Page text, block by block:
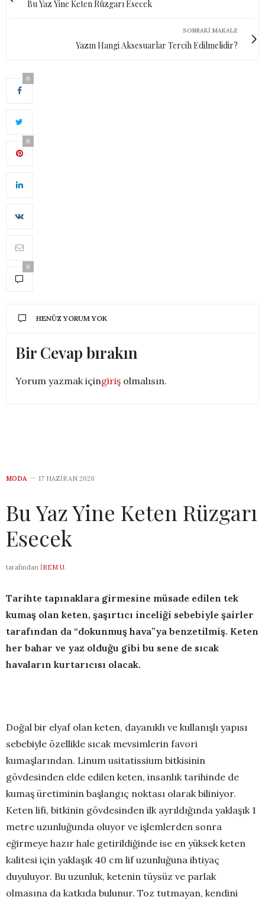
Bu Yaz Yine Keten Rüzgarı Esecek
SONRAKI MAKALE
Yazın Hangi Aksesuarlar Tercih Edilmelidir?
0
0
0
HENÜZ YORUM YOK
Bir Cevap bırakın
Yorum yazmak içingiriş olmalısın.
MODA 17 HAZIRAN 2020
Bu Yaz Yine Keten Rüzgarı
Esecek
tarafından İREM U.
Tarihte tapınaklara girmesine müsade edilen tek
kumaş olan keten, şaşırtıcı inceliği sebebiyle şairler
tarafından da “dokunmuş hava”ya benzetilmiş. Keten
her bahar ve yaz olduğu gibi bu sene de sıcak
havaların kurtarıcısı olacak.
Doğal bir elyaf olan keten, dayanıklı ve kullanışlı yapısı
sebebiyle özellikle sıcak mevsimlerin favori
kumaşlarından. Linum usitatissium bitkisinin
gövdesinden elde edilen keten, insanlık tarihinde de
kumaş üretiminin başlangıç noktası olarak biliniyor.
Keten lifi, bitkinin gövdesinden ilk ayrıldığında yaklaşık 1
metre uzunluğunda oluyor ve işlemlerden sonra
eğirmeye hazır hale getirildiğinde ise en yüksek keten
kalitesi için yaklaşık 40 cm lif uzunluğuna ihtiyaç
duyuluyor. Bu uzunluk, ketenin tüysüz ve parlak
olmasına da katkıda bulunur. Toz tutmayan, kendini